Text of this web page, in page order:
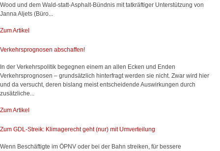
Wood und dem Wald-statt-Asphalt-Bündnis mit tatkräftiger Unterstützung von
Janna Aljets (Büro...
Zum Artikel
Verkehrsprognosen abschaffen!
In der Verkehrspolitik begegnen einem an allen Ecken und Enden
Verkehrsprognosen – grundsätzlich hinterfragt werden sie nicht. Zwar wird hier
und da versucht, deren bislang meist entscheidende Auswirkungen durch
zusätzliche...
Zum Artikel
Zum GDL-Streik: Klimagerecht geht (nur) mit Umverteilung
Wenn Beschäftigte im ÖPNV oder bei der Bahn streiken, für bessere